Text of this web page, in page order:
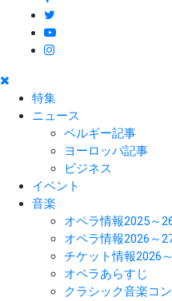
特集
ニュース
ベルギー記事
ヨーロッパ記事
ビジネス
イベント
音楽
オペラ情報2025～
オペラ情報2026～
チケット情報2026
オペラあらすじ
クラシック音楽コ